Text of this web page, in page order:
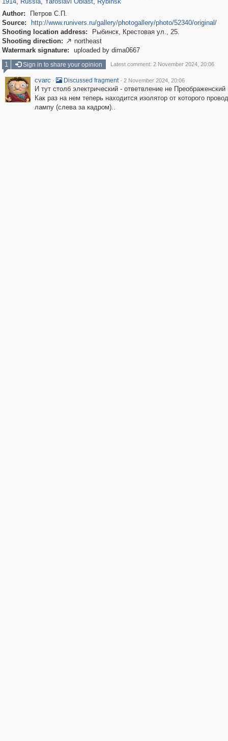
Author:
Петров С.П.
Source:
http://www.runivers.ru/gallery/photogallery/photo/52340/original/
Shooting location address:
Рыбинск, Крестовая ул., 25.
Shooting direction:  northeast
Watermark signature:
uploaded by dima0667
1
Sign in to share your opinion Latest comment: 2 November 2024, 20:06
cvarc · Discussed fragment · 2 November 2024, 20:06
И тут столб электрический - ответвление не Преображенский
Как раз на нем теперь находится изолятор от которого
лампу (слева за кадром)..